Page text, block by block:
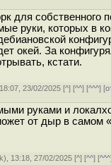
для собственного
руки, которых в
окей. За
кстати.
23/02/2025 [^] [^^] [^^^] [
руками и
от дыр в самом
), 13:18, 27/02/2025 [^] [^^] [^^^